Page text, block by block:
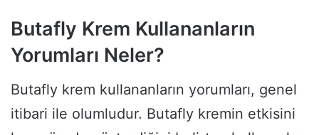
Butafly Krem Kullananların
Yorumları Neler?
Butafly krem kullananların yorumları, genel
itibari ile olumludur. Butafly kremin etkisini